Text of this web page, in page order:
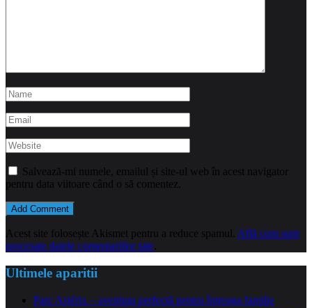
Salvează-mi numele, emailul și site-ul web în acest navigator
pentru data viitoare când o să comentez.
Acest site folosește Akismet pentru a reduce spamul. Află cum sunt
procesate datele comentariilor tale
Ultimele aparitii
Parc Astérix – aventura perfectă pentru întreaga familie